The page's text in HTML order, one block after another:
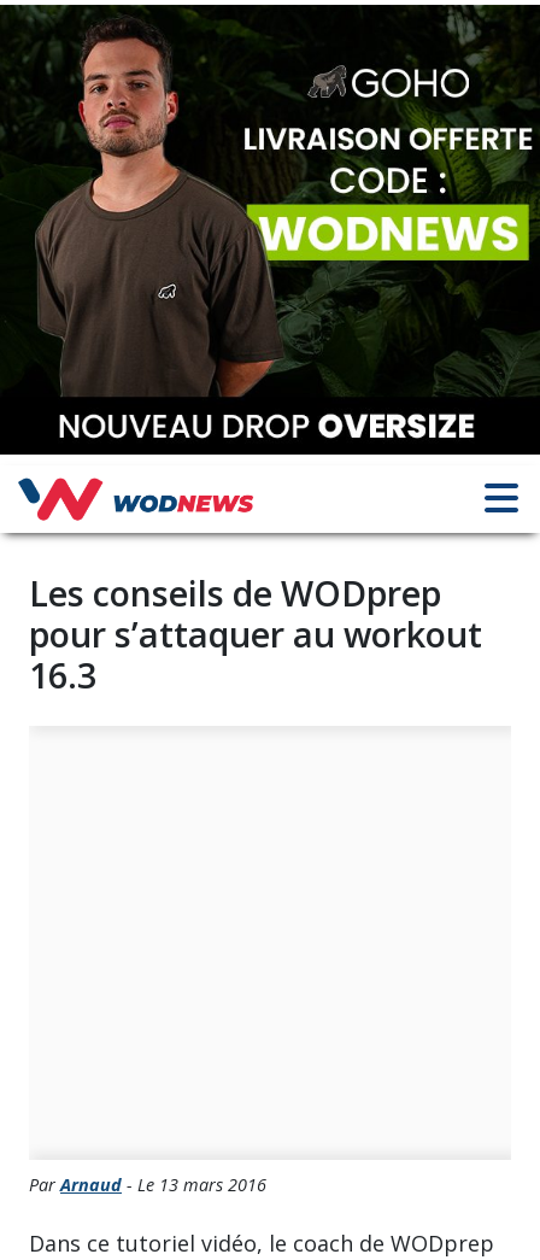
Les conseils de WODprep
pour s’attaquer au workout
16.3
ParArnaud - Le 13 mars 2016
Dans ce tutoriel vidéo, le coach de WODprep